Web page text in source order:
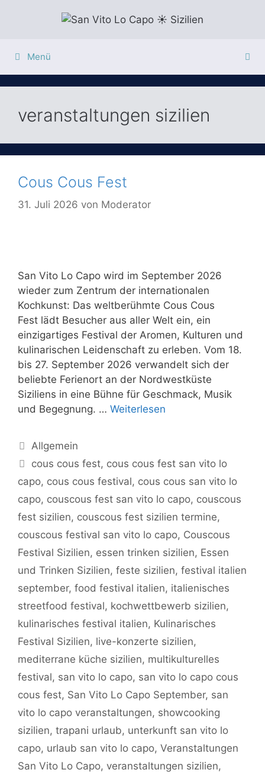
Menü
veranstaltungen sizilien
Cous Cous Fest
31. Juli 2026 von Moderator
San Vito Lo Capo wird im September 2026
wieder zum Zentrum der internationalen
Kochkunst: Das weltberühmte Cous Cous
Fest lädt Besucher aus aller Welt ein, ein
einzigartiges Festival der Aromen, Kulturen und
kulinarischen Leidenschaft zu erleben. Vom 18.
bis 27. September 2026 verwandelt sich der
beliebte Ferienort an der Nordwestküste
Siziliens in eine Bühne für Geschmack, Musik
und Begegnung. … Weiterlesen
Kategorien
Allgemein
Schlagwörter
cous cous fest, cous cous fest san vito lo
capo, cous cous festival, cous cous san vito lo
capo, couscous fest san vito lo capo, couscous
fest sizilien, couscous fest sizilien termine,
couscous festival san vito lo capo, Couscous
Festival Sizilien, essen trinken sizilien, Essen
und Trinken Sizilien, feste sizilien, festival italien
september, food festival italien, italienisches
streetfood festival, kochwettbewerb sizilien,
kulinarisches festival italien, Kulinarisches
Festival Sizilien, live-konzerte sizilien,
mediterrane küche sizilien, multikulturelles
festival, san vito lo capo, san vito lo capo cous
cous fest, San Vito Lo Capo September, san
vito lo capo veranstaltungen, showcooking
sizilien, trapani urlaub, unterkunft san vito lo
capo, urlaub san vito lo capo, Veranstaltungen
San Vito Lo Capo, veranstaltungen sizilien,